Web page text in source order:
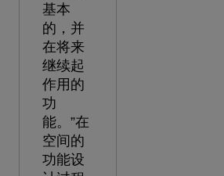
基本
的，并
在将来
继续起
作用的
功
能。”在
空间的
功能设